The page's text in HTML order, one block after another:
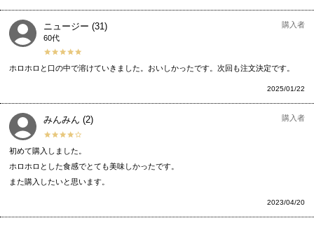
ニュージー 31
購入者
60代
2025/01/22
ホロホロと口の中で溶けていきました。おいしかったです。次回も注文決定です。
みんみん 2 購入者
2023/04/20
初めて購入しました。
ホロホロとした食感でとても美味しかったです。
また購入したいと思います。